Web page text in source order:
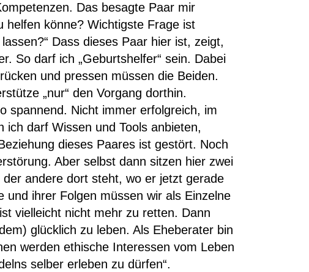
Das besagte Paar mir
helfen könne? Wichtigste Frage ist
Dass dieses Paar hier ist, zeigt,
So darf ich „Geburtshelfer“ sein. Dabei
und pressen müssen die Beiden.
„nur“ den Vorgang dorthin.
spannend. Nicht immer erfolgreich, im
darf Wissen und Tools anbieten,
dieses Paares ist gestört. Noch
Aber selbst dann sitzen hier zwei
andere dort steht, wo er jetzt gerade
ihrer Folgen müssen wir als Einzelne
vielleicht nicht mehr zu retten. Dann
glücklich zu leben. Als Eheberater bin
werden ethische Interessen vom Leben
selber erleben zu dürfen“.